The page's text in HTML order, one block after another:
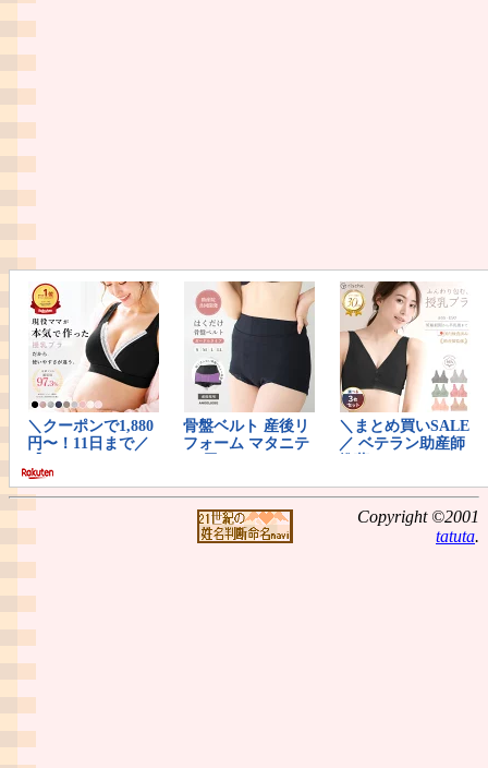
Copyright ©2001
tatuta.